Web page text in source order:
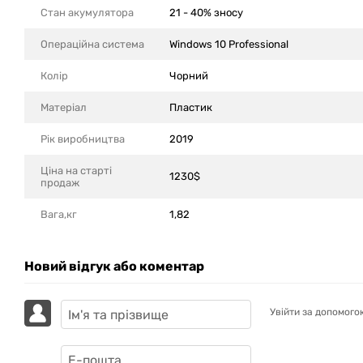
Стан акумулятора 21 - 40% зносу
Операційна система Windows 10 Professional
Колір Чорний
Матеріал Пластик
Рік виробництва 2019
Ціна на старті
продаж
1230$
Вага,кг 1,82
Новий відгук або коментар
Увійти за